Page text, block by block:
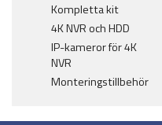
Kompletta kit
4K NVR och HDD
IP-kameror för 4K
NVR
Monteringstillbehör